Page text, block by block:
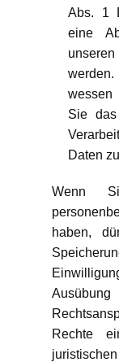
Abs. 1
eine
Sie
Daten
Wenn
haben,
Rechte